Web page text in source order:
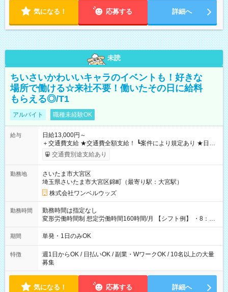
気になる！ 応募する 詳細へ
未読
ちいさいかわいいキャラのイベントも！好きな
場所で働ける☆来社不要！働いたその日に給料
もらえる◎/T1
アルバイト 職種未経験OK
給与
日給13,000円～
＋交通費支給 ★交通費全額支給！ ┗案件により規定あり ★日払
いOK！（規定あり） ┗働いたその日に現金GET♪ お仕事後はコ
ンビニATMから 日払い分を引き落とせます！ 【試用期間】試
交通費別途支給あり
勤務地
さいたま市大宮区
埼玉県さいたま市大宮区錦町（最寄り駅：大宮駅）
株式会社ワンベルウッズ
勤務時間
勤務時間は指定なし
変形労働時間制 想定労働時間160時間/月 【シフト例】 ・8：00
～21：00
期間 単発・1日のみOK
特徴
週1日からOK / 日払いOK / 副業・WワークOK / 10名以上の大量
募集
気になる！ 応募する 詳細へ